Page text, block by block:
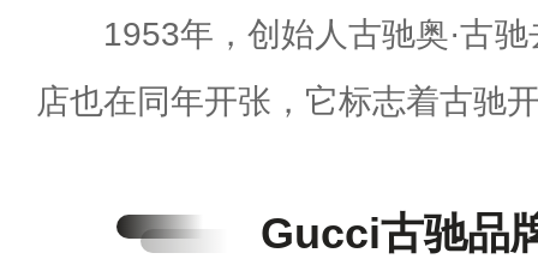
1953年，创始人古驰奥·古
店也在同年开张，它标志着古驰
Gucci古驰品